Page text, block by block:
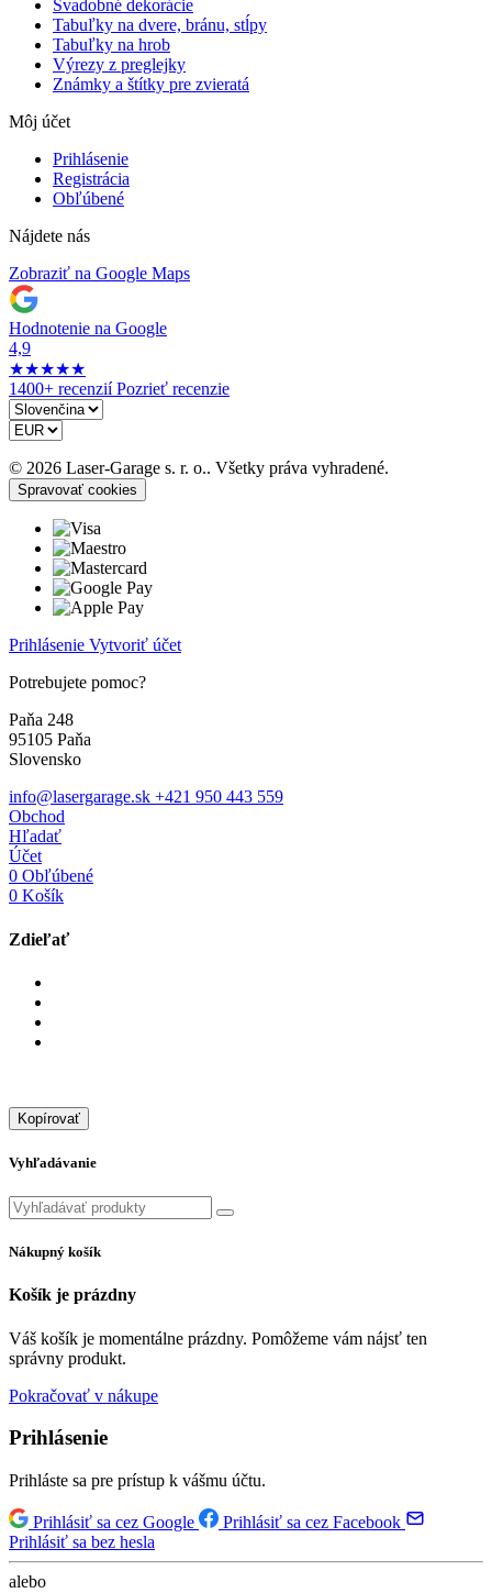
Svadobné dekorácie
Tabuľky na dvere, bránu, stĺpy
Tabuľky na hrob
Výrezy z preglejky
Známky a štítky pre zvieratá
Môj účet
Prihlásenie
Registrácia
Obľúbené
Nájdete nás
Zobraziť na Google Maps
Hodnotenie na Google
4,9
★★★★★
1400+ recenzií Pozrieť recenzie
© 2026 Laser-Garage s. r. o.. Všetky práva vyhradené.
Spravovať cookies
Prihlásenie Vytvoriť účet
Potrebujete pomoc?
Paňa 248
95105 Paňa
Slovensko
info@lasergarage.sk +421 950 443 559
Obchod
Hľadať
Účet
0 Obľúbené
0 Košík
Zdieľať
Kopírovať
Vyhľadávanie
Nákupný košík
Košík je prázdny
Váš košík je momentálne prázdny. Pomôžeme vám nájsť ten
správny produkt.
Pokračovať v nákupe
Prihlásenie
Prihláste sa pre prístup k vášmu účtu.
Prihlásiť sa cez Google
Prihlásiť sa cez Facebook
Prihlásiť sa bez hesla
alebo